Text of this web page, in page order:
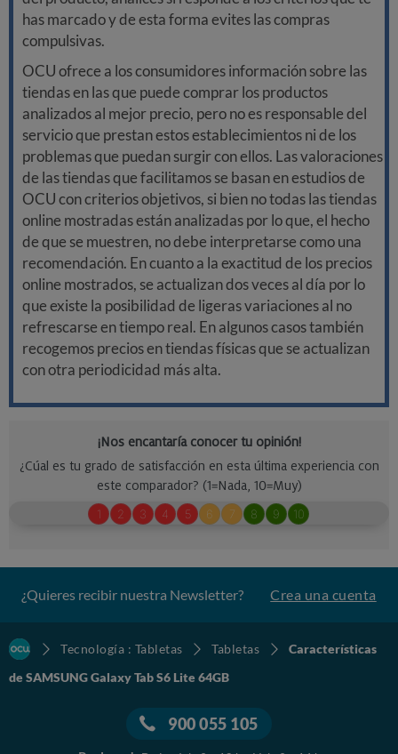
has marcado y de esta forma evites las compras
compulsivas.
OCU ofrece a los consumidores información sobre las
tiendas en las que puede comprar los productos
analizados al mejor precio, pero no es responsable del
servicio que prestan estos establecimientos ni de los
problemas que puedan surgir con ellos. Las valoraciones
de las tiendas que facilitamos se basan en estudios de
OCU con criterios objetivos, si bien no todas las tiendas
online mostradas están analizadas por lo que, el hecho
de que se muestren, no debe interpretarse como una
recomendación. En cuanto a la exactitud de los precios
online mostrados, se actualizan dos veces al día por lo
que existe la posibilidad de ligeras variaciones al no
refrescarse en tiempo real. En algunos casos también
recogemos precios en tiendas físicas que se actualizan
con otra periodicidad más alta.
¿Quieres recibir nuestra Newsletter? Crea una cuenta
Tecnología : Tabletas Tabletas
Características
de SAMSUNG Galaxy Tab S6 Lite 64GB
900 055 105